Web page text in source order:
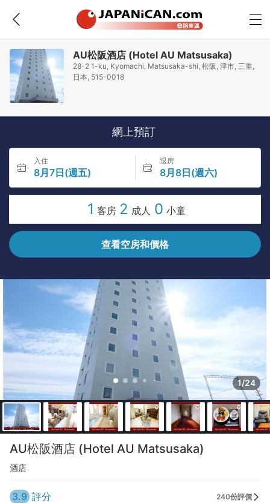
AU松阪酒店 (Hotel AU Matsusaka)
28-2 1-ku, Kyomachi, Matsusaka-shi, 松阪, 津市, 三重,
日本, 515-0018
網上預訂
入住
8月7日(週五)
退房
8月8日(週六)
1 客房 2 成人 0 小童
查看空房和價格
1/24
AU松阪酒店 (Hotel AU Matsusaka)
酒店
3.9 評分 240份評價